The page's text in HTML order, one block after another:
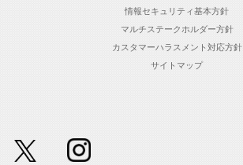
情報セキュリティ基本方針
マルチステークホルダー方針
カスタマーハラスメント対応方針
サイトマップ